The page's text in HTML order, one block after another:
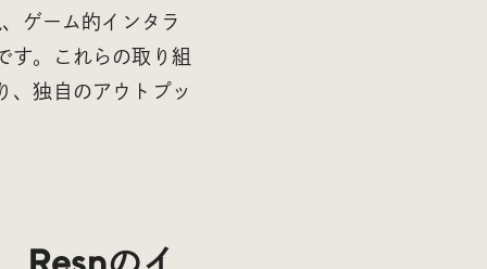
ゲーム的インタラ
す。これらの取り組
、独自のアウトプッ